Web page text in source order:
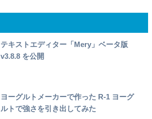
テキストエディター「Mery」ベータ版
v3.8.8 を公開
ヨーグルトメーカーで作った R-1 ヨーグ
ルトで強さを引き出してみた